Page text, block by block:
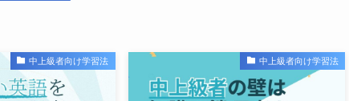
中上級者向け学習法 中上級者向け学習法